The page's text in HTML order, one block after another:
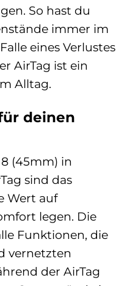
So hast du
immer im
eines Verlustes
AirTag ist ein
Alltag.
deinen
(45mm) in
sind das
Wert auf
legen. Die
Funktionen, die
vernetzten
der AirTag